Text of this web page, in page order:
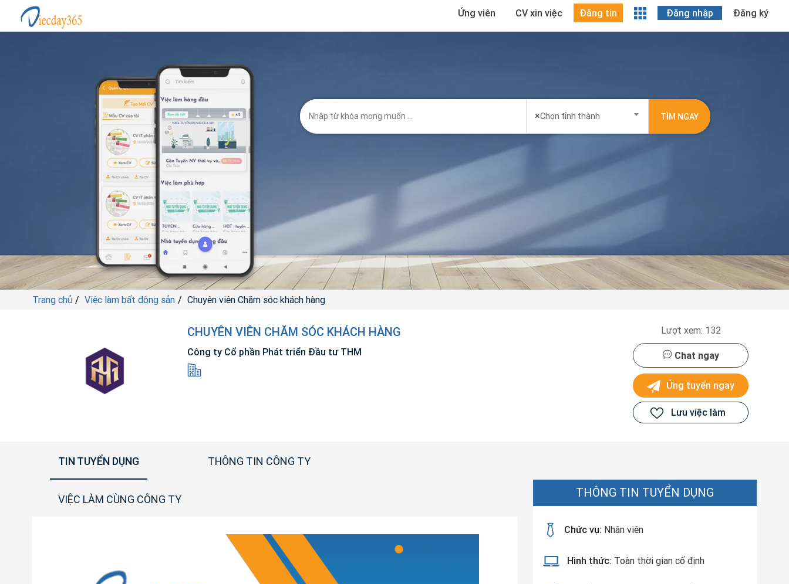
Ứng viên CV xin việc Đăng tin Đăng nhập Đăng ký
×Chọn tỉnh thành TÌM NGAY
Trang chủ Việc làm bất động sản Chuyên viên Chăm sóc khách hàng
CHUYÊN VIÊN CHĂM SÓC KHÁCH HÀNG
Công ty Cổ phần Phát triển Đầu tư THM
Lượt xem: 132
Chat ngay
Ứng tuyển ngay
Lưu việc làm
TIN TUYỂN DỤNG THÔNG TIN CÔNG TY
VIỆC LÀM CÙNG CÔNG TY THÔNG TIN TUYỂN DỤNG
Chức vụ: Nhân viên
Hình thức: Toàn thời gian cố định